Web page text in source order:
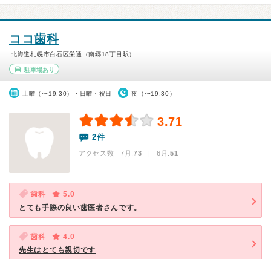
ココ歯科
北海道札幌市白石区栄通（南郷18丁目駅）
駐車場あり
土曜（〜19:30）・日曜・祝日 夜（〜19:30）
3.71
2件
アクセス数 7月:73 | 6月:51
歯科
5.0
とても手際の良い歯医者さんです。
歯科
4.0
先生はとても親切です